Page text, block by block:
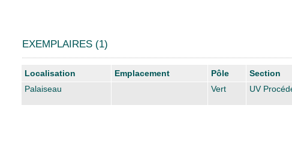
EXEMPLAIRES (1)
Liste des exemplaires
Localisation Emplacement Pôle Section
Palaiseau
Vert UV